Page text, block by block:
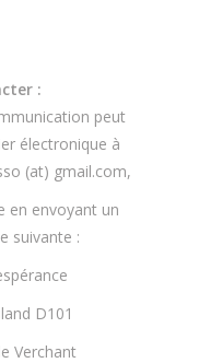
:
peut
électronique à
(at) gmail.com,
en envoyant un
suivante :
D101
Verchant